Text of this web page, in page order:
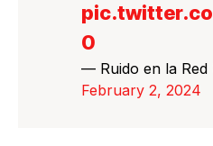
0
— Ruido en la Red
February 2, 2024